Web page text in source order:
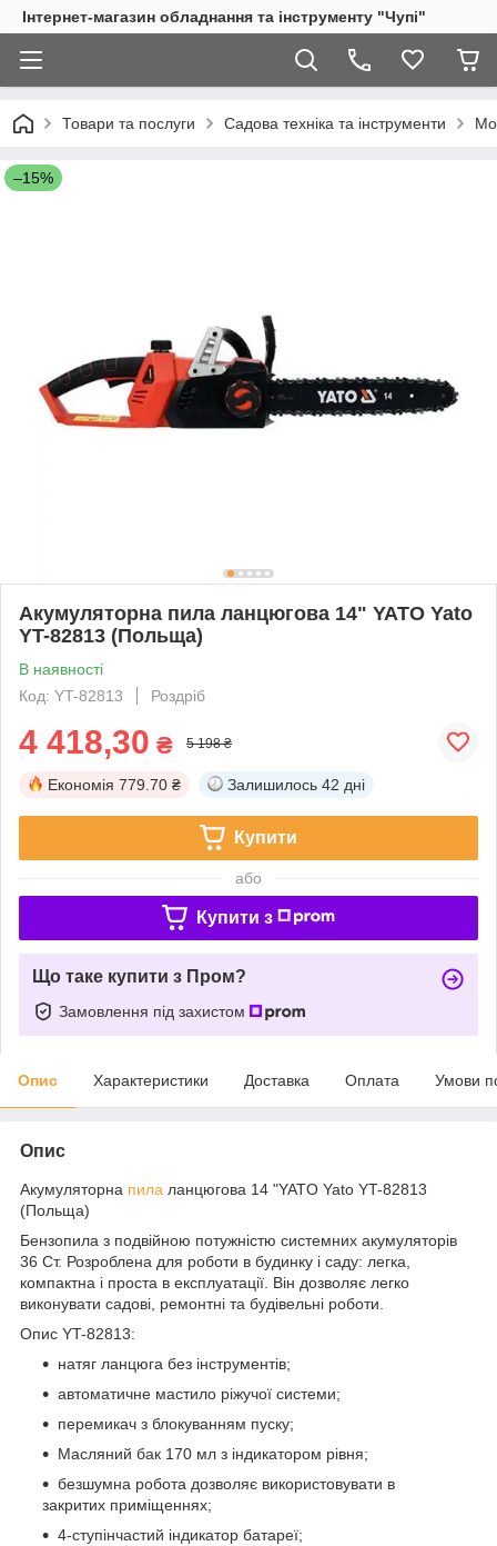
Інтернет-магазин обладнання та інструменту "Чупі"
Товари та послуги Садова техніка та інструменти
–15%
Акумуляторна пила ланцюгова 14" YATO Yato
YT-82813 (Польща)
В наявності
Код: YT-82813
Роздріб
4 418,30 ₴ 5 198 ₴
Економія 779.70 ₴ Залишилось 42 дні
Купити
або
Купити з
Що таке купити з Пром?
Замовлення під захистом
Опис Характеристики Доставка Оплата Умови
Опис
Акумуляторна пила ланцюгова 14 "YATO Yato YT-82813
(Польща)
Бензопила з подвійною потужністю системних акумуляторів
36 Ст. Розроблена для роботи в будинку і саду: легка,
компактна і проста в експлуатації. Він дозволяє легко
виконувати садові, ремонтні та будівельні роботи.
Опис YT-82813:
натяг ланцюга без інструментів;
автоматичне мастило ріжучої системи;
перемикач з блокуванням пуску;
Масляний бак 170 мл з індикатором рівня;
безшумна робота дозволяє використовувати в
закритих приміщеннях;
4-ступінчастий індикатор батареї;